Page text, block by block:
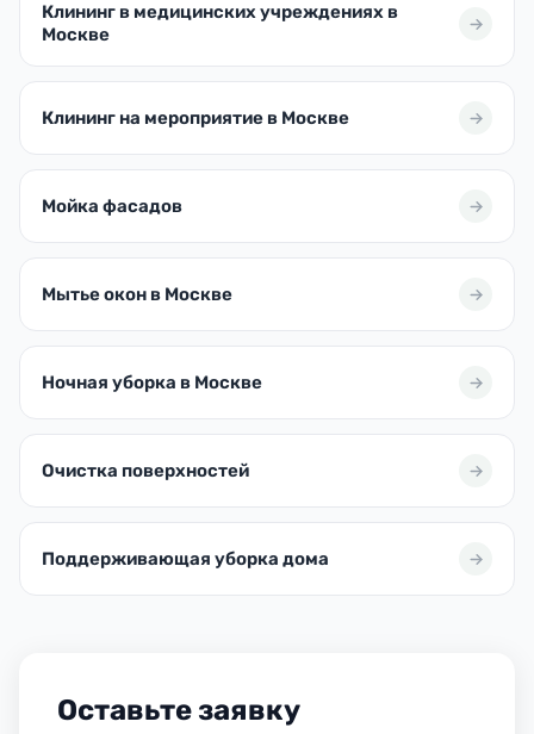
Клининг в медицинских учреждениях в
Москве
Клининг на мероприятие в Москве
Мойка фасадов
Мытье окон в Москве
Ночная уборка в Москве
Очистка поверхностей
Поддерживающая уборка дома
Оставьте заявку